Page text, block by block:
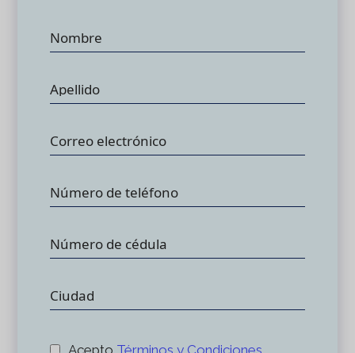
Acepto Términos y Condiciones